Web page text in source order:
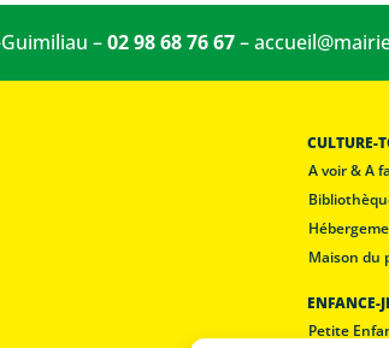
–02 98 68 76 67–
CULTURE-
A voir & A
Maison du
ENFANCE-
Petite